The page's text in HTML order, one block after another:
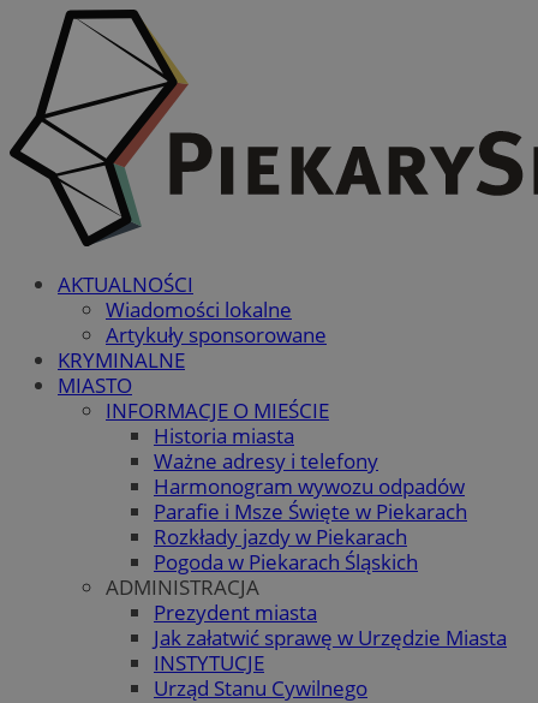
AKTUALNOŚCI
Wiadomości lokalne
Artykuły sponsorowane
KRYMINALNE
MIASTO
INFORMACJE O MIEŚCIE
Historia miasta
Ważne adresy i telefony
Harmonogram wywozu odpadów
Parafie i Msze Święte w Piekarach
Rozkłady jazdy w Piekarach
Pogoda w Piekarach Śląskich
ADMINISTRACJA
Prezydent miasta
Jak załatwić sprawę w Urzędzie Miasta
INSTYTUCJE
Urząd Stanu Cywilnego